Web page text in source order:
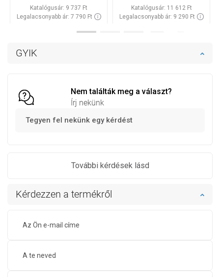
GYIK
Nem találták meg a választ?
Írj nekünk
Tegyen fel nekünk egy kérdést
További kérdések lásd
Kérdezzen a termékről
Katalógusár: 9 737 Ft
Legalacsonyabb ár: 7 790 Ft
Katalógusár: 11 612 Ft
Legalacsonyabb ár: 9 290 Ft